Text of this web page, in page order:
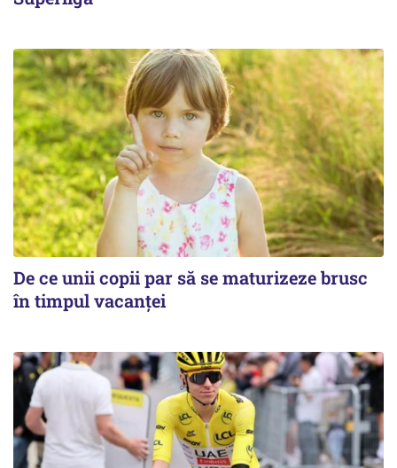
De ce unii copii par să se maturizeze brusc
în timpul vacanței